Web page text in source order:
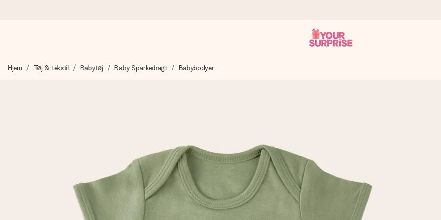
Vi laver din gave med omhu og sender den lynhurtigt – så du kan give den på det helt rette tidspunkt, når den betyder allermest.
Lav noget særligt i blot få trin – med hendes navn, et billede af dig eller en besked, der går lige i hendes hjerte. Intet besvær
Hjem Tøj & tekstil Babytøj Baby Sparkedragt Babybodyer